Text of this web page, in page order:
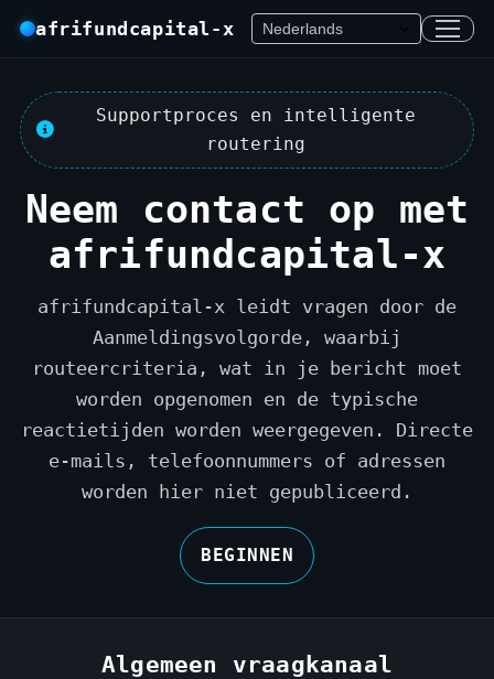
afrifundcapital-x
Supportproces en intelligente
routering
Neem contact op met
afrifundcapital-x
afrifundcapital-x leidt vragen door de
Aanmeldingsvolgorde, waarbij
routeercriteria, wat in je bericht moet
worden opgenomen en de typische
reactietijden worden weergegeven. Directe
e-mails, telefoonnummers of adressen
worden hier niet gepubliceerd.
BEGINNEN
Algemeen vraagkanaal